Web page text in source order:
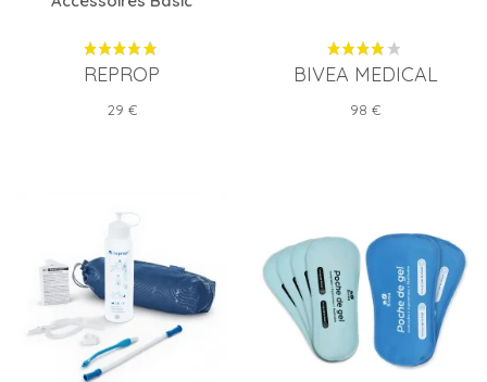
REPROP
Prix
29 €
BIVEA MEDICAL
Prix
98 €